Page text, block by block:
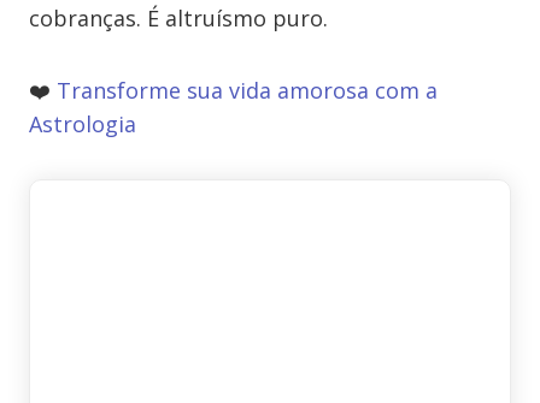
cobranças. É altruísmo puro.
❤️ Transforme sua vida amorosa com a
Astrologia